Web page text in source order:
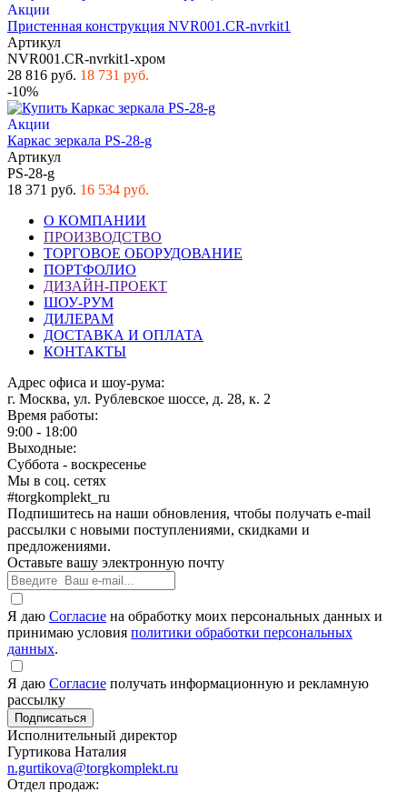
Акции
Пристенная конструкция NVR001.CR-nvrkit1
Артикул
NVR001.CR-nvrkit1-хром
28 816 руб. 18 731 руб.
-10%
Акции
Каркас зеркала PS-28-g
Артикул
PS-28-g
18 371 руб. 16 534 руб.
О КОМПАНИИ
ПРОИЗВОДСТВО
ТОРГОВОЕ ОБОРУДОВАНИЕ
ПОРТФОЛИО
ДИЗАЙН-ПРОЕКТ
ШОУ-РУМ
ДИЛЕРАМ
ДОСТАВКА И ОПЛАТА
КОНТАКТЫ
Адрес офиса и шоу-рума:
г. Москва, ул. Рублевское шоссе, д. 28, к. 2
Время работы:
9:00 - 18:00
Выходные:
Суббота - воскресенье
Мы в соц. сетях
#torgkomplekt_ru
Подпишитесь на наши обновления, чтобы получать e-mail
рассылки с новыми поступлениями, скидками и
предложениями.
Оставьте вашу электронную почту
Я даю Согласие на обработку моих персональных данных и
принимаю условия политики обработки персональных
данных.
Я даю Согласие получать информационную и рекламную
рассылку
Исполнительный директор
Гуртикова Наталия
n.gurtikova@torgkomplekt.ru
Отдел продаж: